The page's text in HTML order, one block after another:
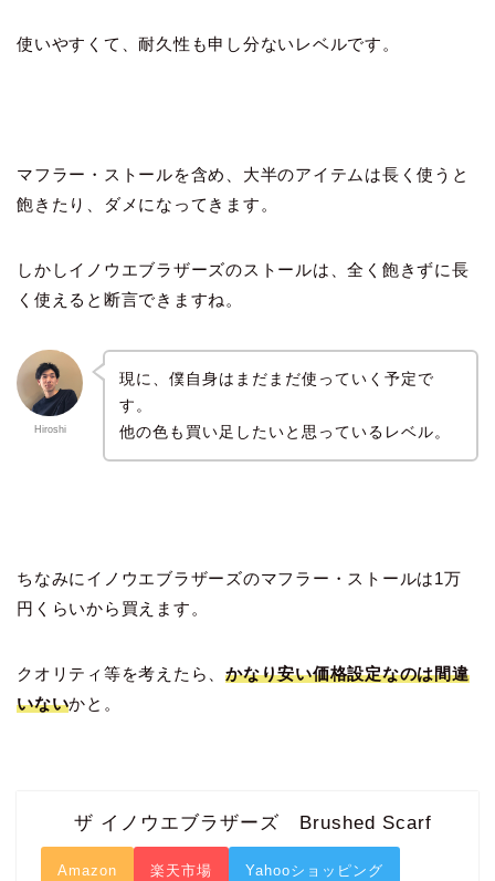
使いやすくて、耐久性も申し分ないレベルです。
マフラー・ストールを含め、大半のアイテムは長く使うと
飽きたり、ダメになってきます。
しかしイノウエブラザーズのストールは、全く飽きずに長
く使えると断言できますね。
Hiroshi
現に、僕自身はまだまだ使っていく予定で
す。
他の色も買い足したいと思っているレベル。
ちなみにイノウエブラザーズのマフラー・ストールは1万
円くらいから買えます。
クオリティ等を考えたら、 かなり安い価格設定なのは間違
いないかと。
ザ イノウエブラザーズ Brushed Scarf
Amazon 楽天市場 Yahooショッピング